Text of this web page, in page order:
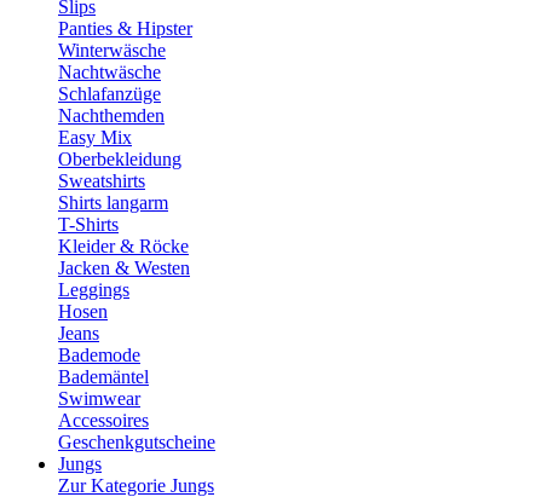
Slips
Panties & Hipster
Winterwäsche
Nachtwäsche
Schlafanzüge
Nachthemden
Easy Mix
Oberbekleidung
Sweatshirts
Shirts langarm
T-Shirts
Kleider & Röcke
Jacken & Westen
Leggings
Hosen
Jeans
Bademode
Bademäntel
Swimwear
Accessoires
Geschenkgutscheine
Jungs
Zur Kategorie Jungs